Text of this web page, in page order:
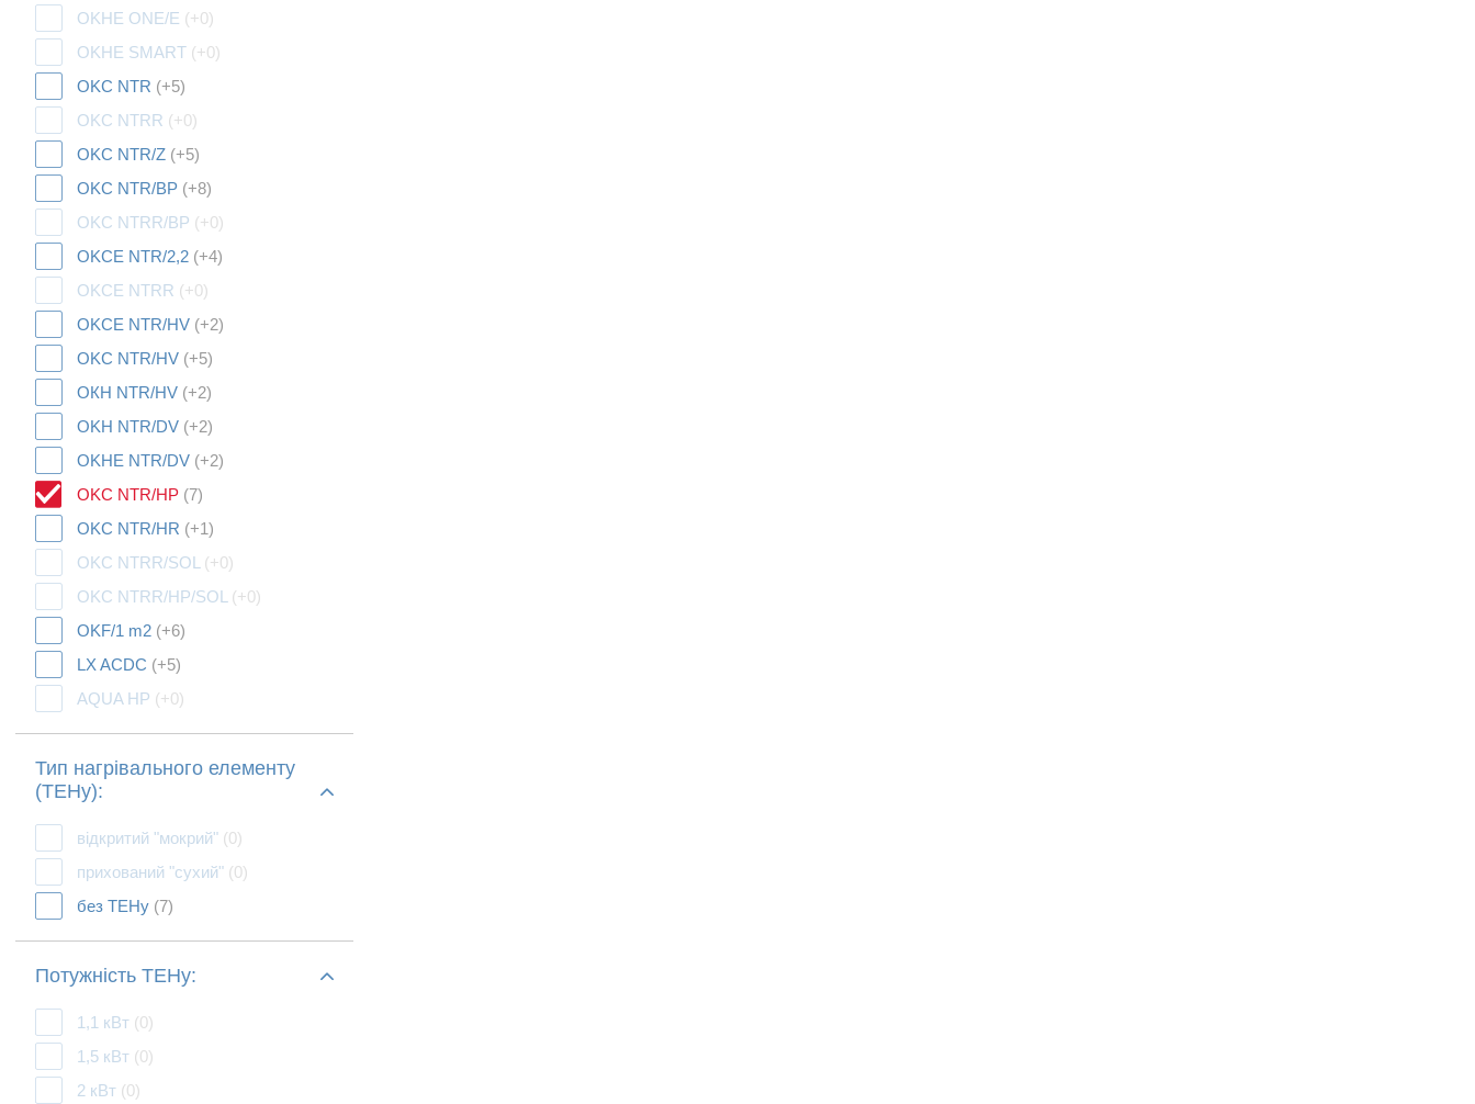
OKHE ONE/E (+0)
OKHE SMART (+0)
OKC NTR (+5)
OKC NTRR (+0)
OKC NTR/Z (+5)
OKC NTR/BP (+8)
OKC NTRR/BP (+0)
OKCE NTR/2,2 (+4)
OKCE NTRR (+0)
OKCE NTR/HV (+2)
OKC NTR/HV (+5)
ОКН NTR/HV (+2)
OKH NTR/DV (+2)
OKHE NTR/DV (+2)
OKC NTR/HP (7)
OKC NTR/HR (+1)
OKC NTRR/SOL (+0)
OKC NTRR/HP/SOL (+0)
OKF/1 m2 (+6)
LX ACDC (+5)
AQUA HP (+0)
Тип нагрівального елементу
(ТЕНу):
відкритий "мокрий" (0)
прихований "сухий" (0)
без ТЕНу (7)
Потужність ТЕНу:
1,1 кВт (0)
1,5 кВт (0)
2 кВт (0)